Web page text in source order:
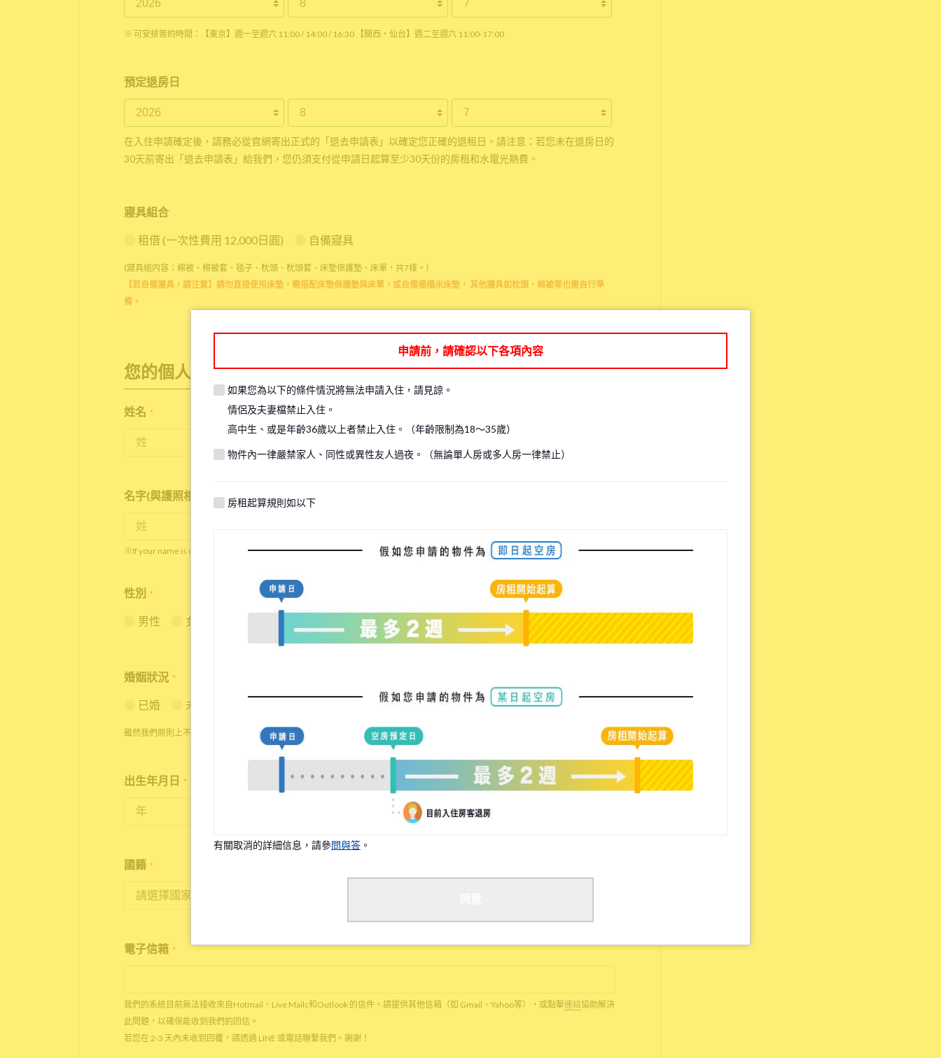
※ 可安排簽約時間：【東京】週一至週六 11:00 / 14:00 / 16:30 【關西・仙台】週二至週六 11:00-17:00
預定退房日
在入住申請確定後，請務必從官網寄出正式的「退去申請表」以確定您正確的退租日。請注意：若您未在退房日的
30天前寄出「退去申請表」給我們，您仍須支付從申請日起算至少30天份的房租和水電光熱費。
寢具組合
租借 (一次性費用 12,000日圓) 自備寢具
(寢具組内容：棉被、棉被套、毯子、枕頭、枕頭套、床墊保護墊、床單，共7樣。）
【若自備寢具，請注意】請勿直接使用床墊，需搭配床墊保護墊與床單，或自備榻榻米床墊， 其他寢具如枕頭、棉被等也需自行準
備。
您的個人資訊
姓名 *
名字(與護照相同) *
※If your name is originally spelled in roman letters, please write your name again.
性別 *
男性 女性
婚姻狀況 *
已婚 未婚
雖然我們原則上不接受已婚者的申請，但在特殊情況下，我們可能能夠安排您入住。
出生年月日 *
國籍 *
電子信箱 *
我們的系統目前無法接收來自Hotmail、Live Mailc和Outlook 的信件。請提供其他信箱（如 Gmail、Yahoo等），或點擊連結協助解決
此問題，以確保能收到我們的回信。
若您在 2-3 天內未收到回覆，請透過 LINE 或電話聯繫我們。謝謝！
申請前，請確認以下各項內容
如果您為以下的條件情況將無法申請入住，請見諒。
情侶及夫妻檔禁止入住。
高中生、或是年齡36歲以上者禁止入住。（年齡限制為18～35歲）
物件內一律嚴禁家人、同性或異性友人過夜。（無論單人房或多人房一律禁止）
房租起算規則如以下
有關取消的詳細信息，請參問與答 。